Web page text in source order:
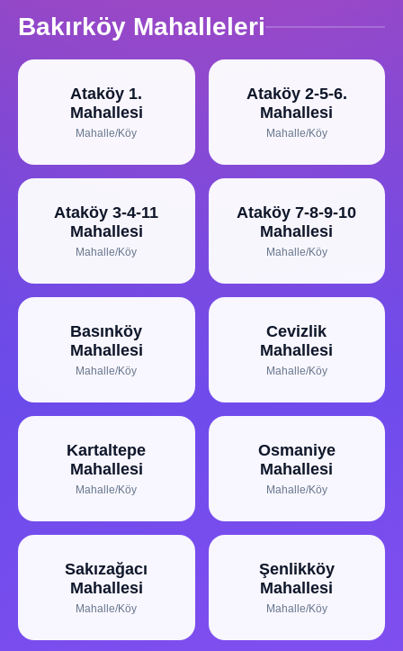
Bakırköy Mahalleleri
Ataköy 1.
Mahallesi
Mahalle/Köy
Ataköy 2-5-6.
Mahallesi
Mahalle/Köy
Ataköy 3-4-11
Mahallesi
Mahalle/Köy
Ataköy 7-8-9-10
Mahallesi
Mahalle/Köy
Basınköy
Mahallesi
Mahalle/Köy
Cevizlik
Mahallesi
Mahalle/Köy
Kartaltepe
Mahallesi
Mahalle/Köy
Osmaniye
Mahallesi
Mahalle/Köy
Sakızağacı
Mahallesi
Mahalle/Köy
Şenlikköy
Mahallesi
Mahalle/Köy